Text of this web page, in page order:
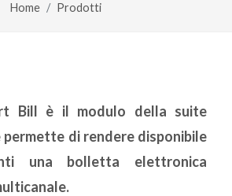
Home Prodotti
Bill è il modulo della suite
permette di rendere disponibile
una bolletta elettronica